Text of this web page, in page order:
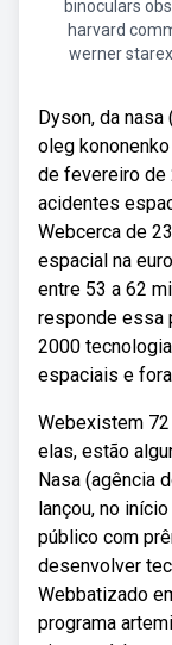
binoculars
harvard
werner
Dyson, da
oleg
de fevereiro de
acidentes
Webcerca de
espacial na
entre 53 a 62
responde essa
2000
espaciais e
Webexistem
elas, estão
Nasa (agência
lançou, no
público com
desenvolver
Webbatizado
programa